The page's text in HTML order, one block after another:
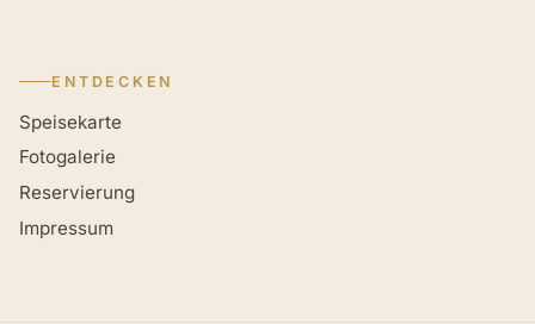
ENTDECKEN
Speisekarte
Fotogalerie
Reservierung
Impressum